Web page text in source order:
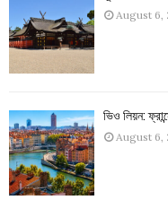
August 6,
ভিও লিয়ন:
August 6,